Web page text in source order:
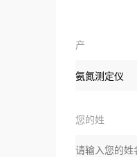
产
品：
您的姓
名：